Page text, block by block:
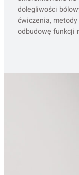
dolegliwości
ćwiczenia,
odbudowę funkcji